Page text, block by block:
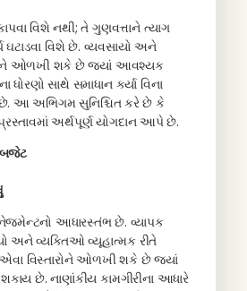
વિશે નથી; તે ગુણવત્તાને ત્યાગ
ઘટાડવા વિશે છે. વ્યવસાયો અને
ઓળખી શકે છે જ્યાં આવશ્યક
સાથે સમાધાન કર્યા વિના
છે. આ અભિગમ સુનિશ્ચિત કરે છે કે
અર્થપૂર્ણ યોગદાન આપે છે.
બજેટ
આધારસ્તંભ છે. વ્યાપક
અને વ્યક્તિઓ વ્યૂહાત્મક રીતે
વિસ્તારોને ઓળખી શકે છે જ્યાં
છે. નાણાંકીય કામગીરીના આધારે